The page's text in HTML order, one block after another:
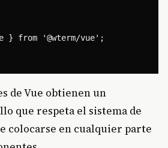
} from '@wterm/vue';
de Vue obtienen un
que respeta el sistema de
colocarse en cualquier parte